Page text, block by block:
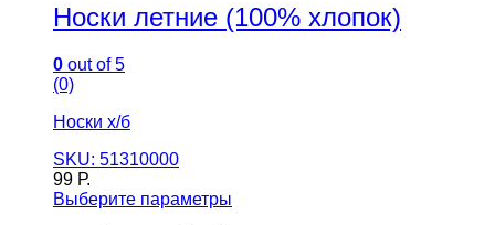
Носки летние (100% хлопок)
0 out of 5
(0)
Носки х/б
SKU: 51310000
99 Р.
Выберите параметры